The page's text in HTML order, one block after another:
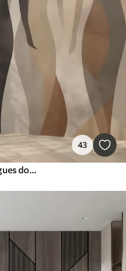
43
Papiers peints Silhouettes et vagues douces dans des tons chauds beige-gris